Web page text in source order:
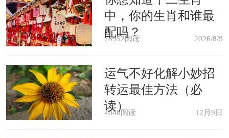
榴石的作用之下，生肖狗的自我调节能
力增强，遇到事情能够用乐观积极的心
有好的发展。另外，长期佩戴石榴石也
能改变生肖狗的容貌，让他们的颜值提
升，气质更加出众，对于感情的发展也
中，你的生肖和谁最
配吗？
78952阅读 2026/8/9
运气不好化解小妙招
转运最佳方法（必
读）
4048阅读 12月9日